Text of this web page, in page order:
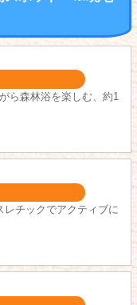
ら森林浴を楽しむ、約1
レチックでアクティブに